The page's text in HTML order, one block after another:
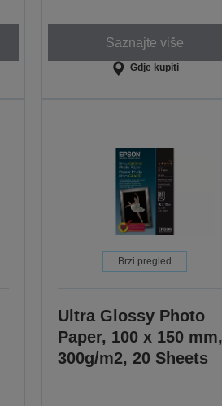
Saznajte više
Gdje kupiti
Brzi pregled
Ultra Glossy Photo
Paper, 100 x 150 mm,
300g/m2, 20 Sheets